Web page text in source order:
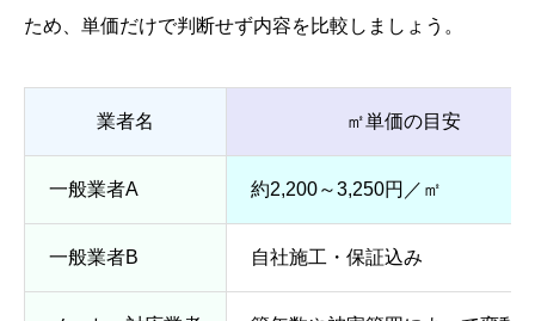
ため、単価だけで判断せず内容を比較しましょう。
業者名 ㎡単価の目安
一般業者A 約2,200～3,250円／㎡
一般業者B 自社施工・保証込み